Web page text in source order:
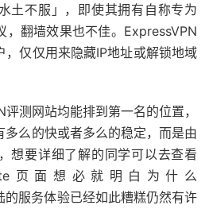
土不服」，即使其拥有自称专为
，翻墙效果也不佳。ExpressVPN
，仅仅用来隐藏IP地址或解锁地域
测网站均能排到第一名的位置，
么的快或者多么的稳定，而是由
想要详细了解的同学可以去查看
页面想必就明白为什么
服务体验已经如此糟糕仍然有许